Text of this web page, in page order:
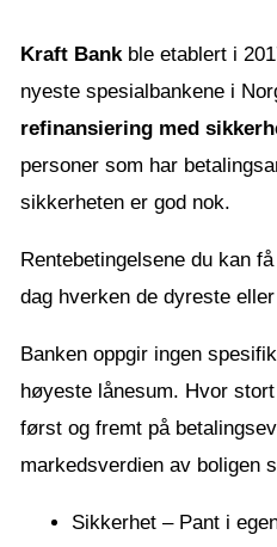
Kraft Bankble etablert i
nyeste spesialbankene i
refinansiering med
personer som har
sikkerheten er god nok.
Rentebetingelsene du kan
dag hverken de dyreste
Banken oppgir ingen
høyeste lånesum. Hvor
først og fremt på
markedsverdien av boligen
Sikkerhet – Pant i